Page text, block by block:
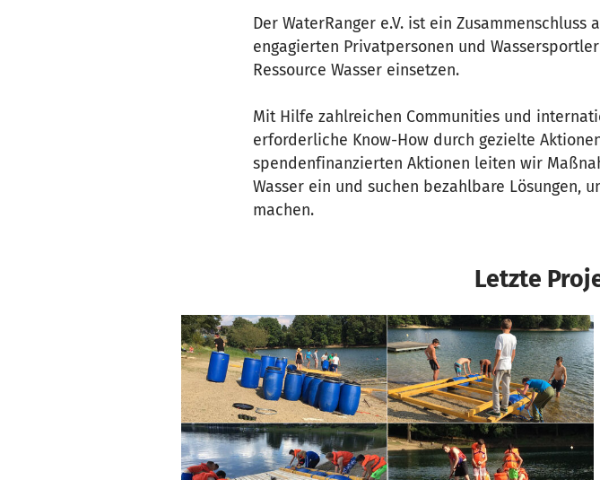
Der WaterRanger e.V. ist ein
engagierten Privatpersonen und
Ressource Wasser einsetzen.
Mit Hilfe zahlreichen Communities und
erforderliche Know-How durch gezielte
spendenfinanzierten Aktionen leiten wir
Wasser ein und suchen bezahlbare Lösungen,
machen.
Letzte